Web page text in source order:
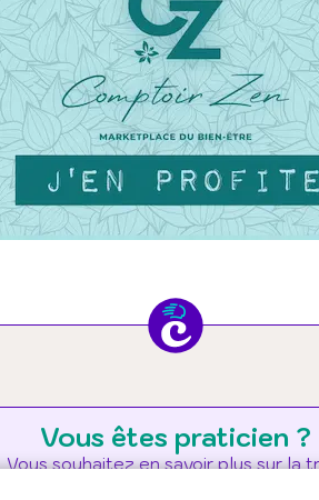
Vous êtes praticien ?
Vous souhaitez en savoir plus sur la